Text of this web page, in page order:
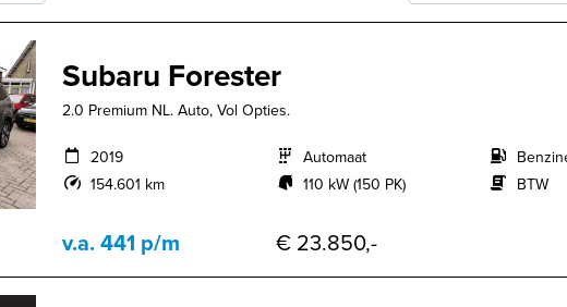
Subaru Forester
2.0 Premium NL. Auto, Vol Opties.
2019
154.601 km
Automaat
110 kW (150 PK)
BTW
v.a. 441 p/m € 23.850,-